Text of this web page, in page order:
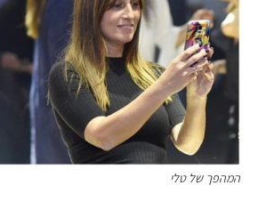
המהפך של טלי